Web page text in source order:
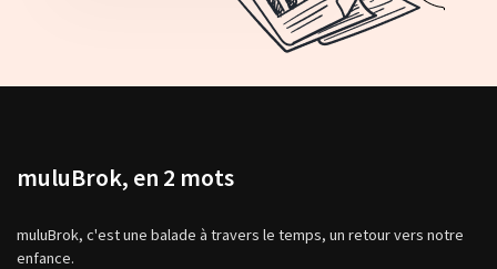
muluBrok, en 2 mots
muluBrok, c'est une balade à travers le temps, un retour vers notre
enfance.